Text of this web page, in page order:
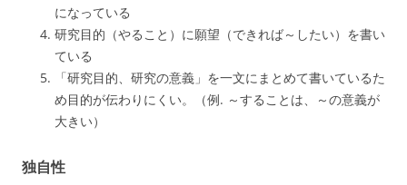
になっている
研究目的（やること）に願望（できれば～したい）を書い
ている
「研究目的、研究の意義」を一文にまとめて書いているた
め目的が伝わりにくい。（例. ～することは、～の意義が
大きい）
独自性